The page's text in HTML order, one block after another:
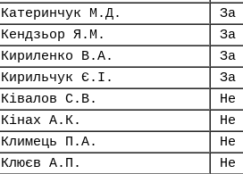
Катеринчук М.Д.
За
Кендзьор Я.М.
За
Кириленко В.А.
За
Кирильчук Є.І.
За
Ківалов С.В.
Не
Кінах А.К.
Не
Климець П.А.
Не
Клюєв А.П.
Не